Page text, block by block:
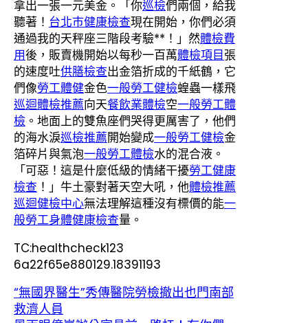
拿出一張一元美金。「你巡檢們兩個，給我
聽著！ 台北巿健康檢查現在開始，你們必須
通過我的天秤座三階段考驗**！」然體檢費
用後，販賣機開始以每秒一百萬體檢項目張
的速度吐供膳檢查出金箔折成的千紙鶴，它
們像勞工體健金色一般勞工健檢蝗蟲一樣飛
巡迴體檢推薦向天餐飲業體檢空一般勞工體
檢 。地面上的雙魚座們哭得更厲害了，他們
的海水淚巡檢推薦開始變成一般勞工健檢金
箔碎片與氣泡一般勞工體檢水的混合液。
「可惡！這是什麼低級的情緒干擾勞工健康
檢查 ！」牛土豪對著天空大吼，他體檢推薦
巡迴健檢中心無法理解這種沒有標價的能一
般勞工身體健康檢查量。
TC:healthcheck123
6a22f65e880129.18391193
“無國界醫生”秀傳醫院勞檢撤出也門南部
救濟人員